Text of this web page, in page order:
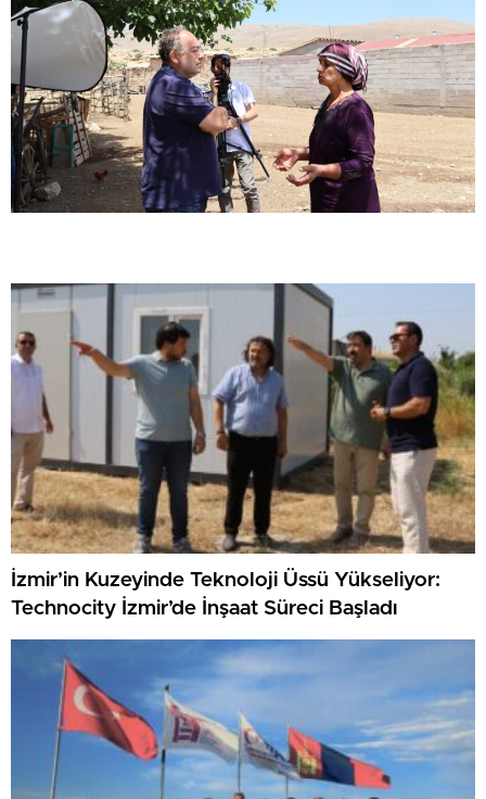
İzmir’in Kuzeyinde Teknoloji Üssü Yükseliyor:
Technocity İzmir’de İnşaat Süreci Başladı